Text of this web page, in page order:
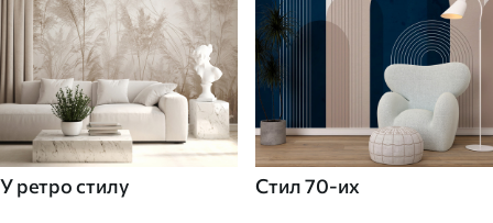
У ретро стилу Стил 70-их